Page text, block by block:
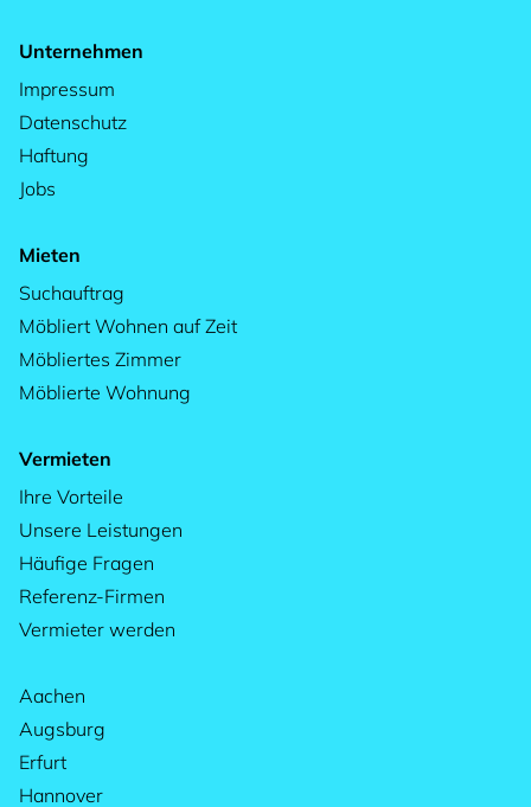
Unternehmen
Impressum
Datenschutz
Haftung
Jobs
Mieten
Suchauftrag
Möbliert Wohnen auf Zeit
Möbliertes Zimmer
Möblierte Wohnung
Vermieten
Ihre Vorteile
Unsere Leistungen
Häufige Fragen
Referenz-Firmen
Vermieter werden
Aachen
Augsburg
Erfurt
Hannover